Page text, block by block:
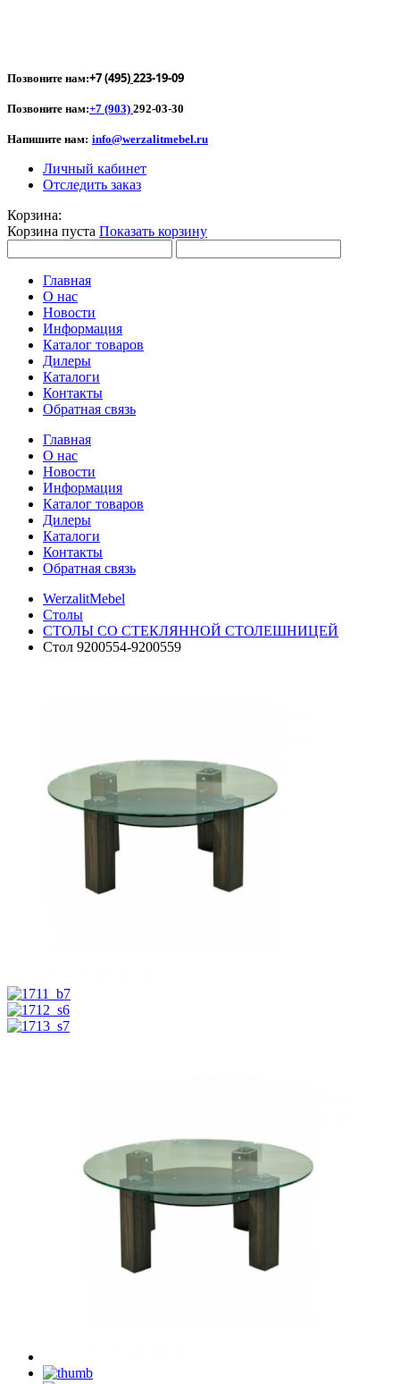
Позвоните нам:+7 (495)223-19-09
Позвоните нам:+7 (903) 292-03-30
Напишите нам: info@werzalitmebel.ru
Личный кабинет
Отследить заказ
Корзина:
Корзина пуста Показать корзину
Главная
О нас
Новости
Информация
Каталог товаров
Дилеры
Каталоги
Контакты
Обратная связь
Главная
О нас
Новости
Информация
Каталог товаров
Дилеры
Каталоги
Контакты
Обратная связь
WerzalitMebel
Столы
СТОЛЫ СО СТЕКЛЯННОЙ СТОЛЕШНИЦЕЙ
Стол 9200554-9200559